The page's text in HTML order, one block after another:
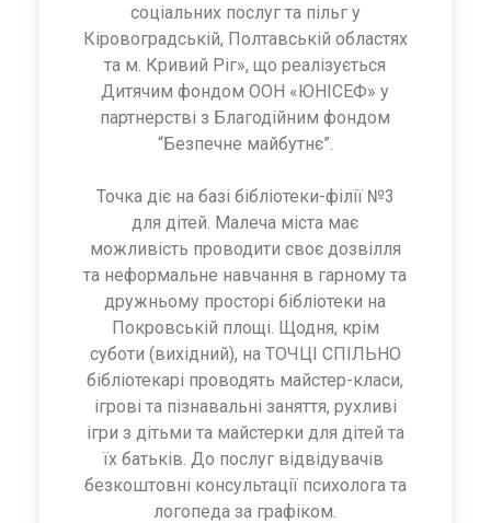
соціальних послуг та пільг у
Кіровоградській, Полтавській областях
та м. Кривий Ріг», що реалізується
Дитячим фондом ООН «ЮНІСЕФ» у
партнерстві з Благодійним фондом
“Безпечне майбутнє”.
Точка діє на базі бібліотеки-філії №3
для дітей. Малеча міста має
можливість проводити своє дозвілля
та неформальне навчання в гарному та
дружньому просторі бібліотеки на
Покровській площі. Щодня, крім
суботи (вихідний), на ТОЧЦІ СПІЛЬНО
бібліотекарі проводять майстер-класи,
ігрові та пізнавальні заняття, рухливі
ігри з дітьми та майстерки для дітей та
їх батьків. До послуг відвідувачів
безкоштовні консультації психолога та
логопеда за графіком.